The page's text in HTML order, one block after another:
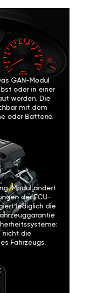
GAN-Modul
oder in einer
werden. Die
mit dem
oder Batterie.
Modul ändert
der ECU-
lediglich die
nicht die
Fahrzeugs.